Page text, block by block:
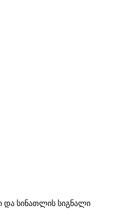
და სინათლის სიგნალი